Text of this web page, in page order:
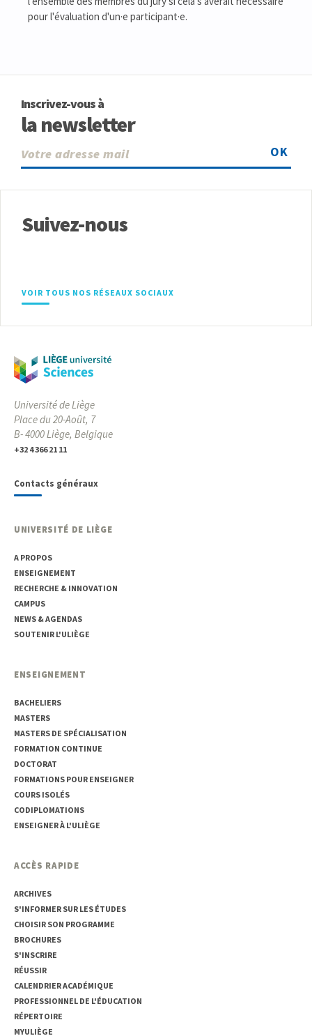
pour l'évaluation d'un·e participant·e.
Inscrivez-vous à
la newsletter
OK
Suivez-nous
VOIR TOUS NOS RÉSEAUX SOCIAUX
Université de Liège
Place du 20-Août, 7
B- 4000 Liège, Belgique
+32 4 366 21 11
Contacts généraux
UNIVERSITÉ DE LIÈGE
A PROPOS
ENSEIGNEMENT
RECHERCHE & INNOVATION
CAMPUS
NEWS & AGENDAS
SOUTENIR L'ULIÈGE
ENSEIGNEMENT
BACHELIERS
MASTERS
MASTERS DE SPÉCIALISATION
FORMATION CONTINUE
DOCTORAT
FORMATIONS POUR ENSEIGNER
COURS ISOLÉS
CODIPLOMATIONS
ENSEIGNER À L'ULIÈGE
ACCÈS RAPIDE
ARCHIVES
S'INFORMER SUR LES ÉTUDES
CHOISIR SON PROGRAMME
BROCHURES
S'INSCRIRE
RÉUSSIR
CALENDRIER ACADÉMIQUE
PROFESSIONNEL DE L'ÉDUCATION
RÉPERTOIRE
MYULIÈGE